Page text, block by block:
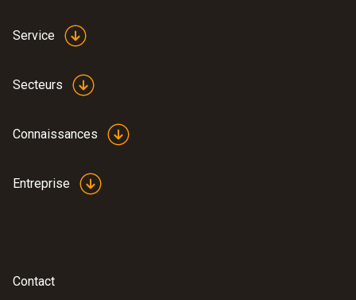
Service
Secteurs
Connaissances
Entreprise
Contact